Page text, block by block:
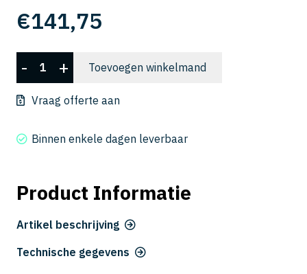
€141,75
CXLRS
5120-
20-
aantal
- + Toevoegen winkelmand
Vraag offerte aan
Binnen enkele dagen leverbaar
Product Informatie
Artikel beschrijving
Technische gegevens